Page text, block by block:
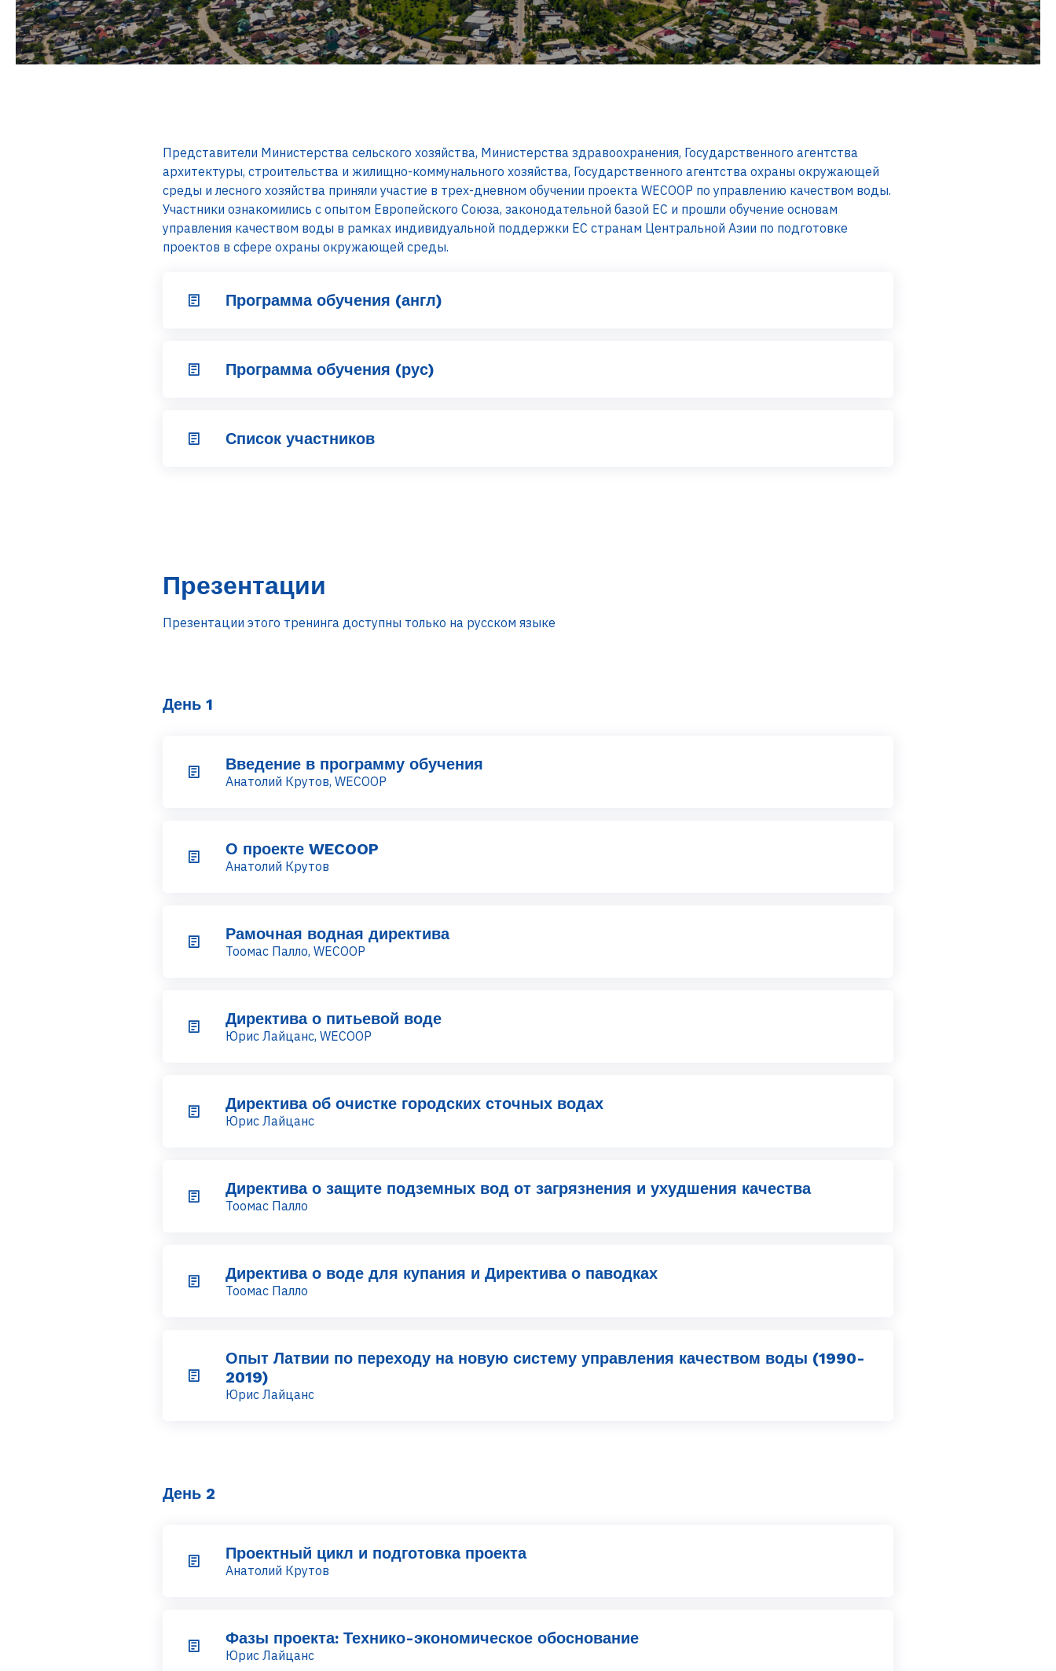
Представители Министерства сельского хозяйства, Министерства здравоохранения, Государственного агентства
архитектуры, строительства и жилищно-коммунального хозяйства, Государственного агентства охраны окружающей
среды и лесного хозяйства приняли участие в трех-дневном обучении проекта WECOOP по управлению качеством воды.
Участники ознакомились с опытом Европейского Союза, законодательной базой ЕС и прошли обучение основам
управления качеством воды в рамках индивидуальной поддержки ЕС странам Центральной Азии по подготовке
проектов в сфере охраны окружающей среды.
Программа обучения (англ)
Программа обучения (рус)
Список участников
Презентации
Презентации этого тренинга доступны только на русском языке
День 1
Введение в программу обучения
Анатолий Крутов, WECOOP
О проекте WECOOP
Анатолий Крутов
Рамочная водная директива
Тоомас Палло, WECOOP
Директива о питьевой воде
Юрис Лайцанс, WECOOP
Директива об очистке городских сточных водах
Юрис Лайцанс
Директива о защите подземных вод от загрязнения и ухудшения качества
Тоомас Палло
Директива о воде для купания и Директива о паводках
Тоомас Палло
Опыт Латвии по переходу на новую систему управления качеством воды (1990-
2019)
Юрис Лайцанс
День 2
Проектный цикл и подготовка проекта
Анатолий Крутов
Фазы проекта: Технико-экономическое обоснование
Юрис Лайцанс